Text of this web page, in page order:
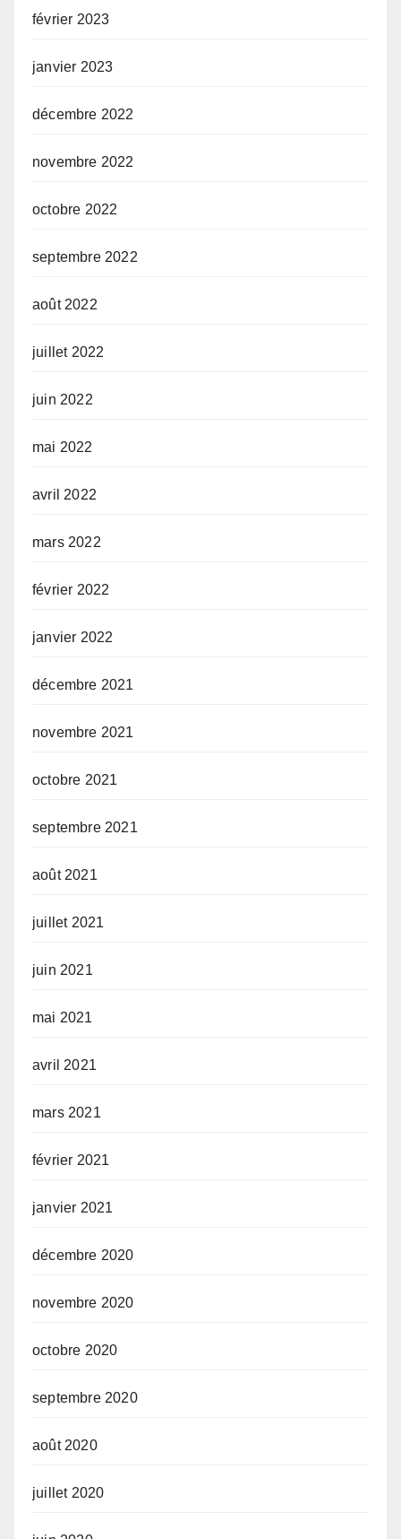
février 2023
janvier 2023
décembre 2022
novembre 2022
octobre 2022
septembre 2022
août 2022
juillet 2022
juin 2022
mai 2022
avril 2022
mars 2022
février 2022
janvier 2022
décembre 2021
novembre 2021
octobre 2021
septembre 2021
août 2021
juillet 2021
juin 2021
mai 2021
avril 2021
mars 2021
février 2021
janvier 2021
décembre 2020
novembre 2020
octobre 2020
septembre 2020
août 2020
juillet 2020